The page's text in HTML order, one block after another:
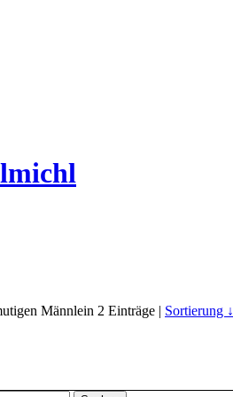
Männlein 2 Einträge | Sortierung ↓